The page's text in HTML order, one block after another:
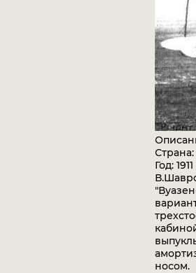
Год: 1911
носом.